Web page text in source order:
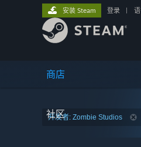
商店
社区
安装 Steam 登录
开发者: Zombie Studios